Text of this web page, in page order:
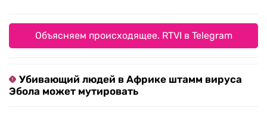
Объясняем происходящее. RTVI в Telegram
Убивающий людей в Африке штамм вируса
Эбола может мутировать